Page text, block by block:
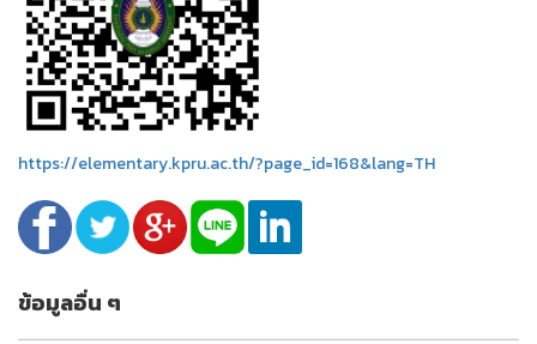
https://elementary.kpru.ac.th/?page_id=168&lang=TH
ข้อมูลอื่น ๆ